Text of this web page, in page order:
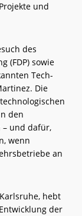
und
des
(FDP) sowie
Tech-
Die
den
– und dafür,
wenn
an
hebt
der